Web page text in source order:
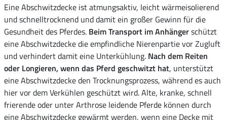
Eine Abschwitzdecke ist atmungsaktiv, leicht wärmeisolierend
und schnelltrocknend und damit ein großer Gewinn für die
Gesundheit des Pferdes. Beim Transport im Anhängerschützt
eine Abschwitzdecke die empfindliche Nierenpartie vor Zugluft
und verhindert damit eine Unterkühlung. Nach dem Reiten
oder Longieren, wenn das Pferd geschwitzt hat, unterstützt
eine Abschwitzdecke den Trocknungsprozess, während es auch
hier vor dem Verkühlen geschützt wird. Alte, kranke, schnell
frierende oder unter Arthrose leidende Pferde können durch
eine Abschwitzdecke gewärmt werden, wenn eine Decke mit